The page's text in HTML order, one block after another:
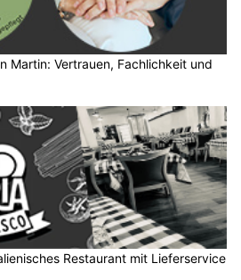
Martin: Vertrauen, Fachlichkeit und
Restaurant mit Lieferservice